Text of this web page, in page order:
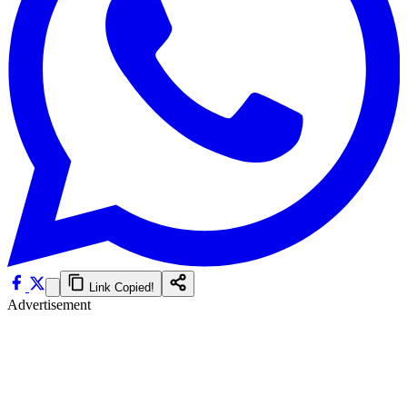
Link Copied!
Advertisement